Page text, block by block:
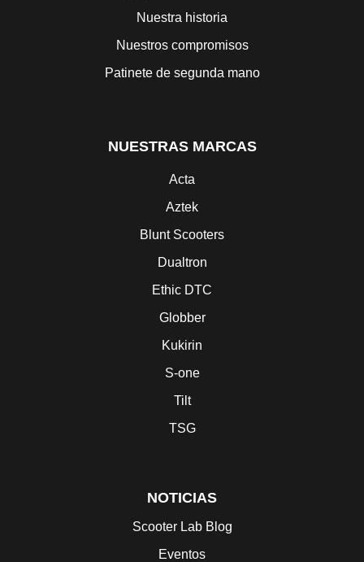
Nuestra historia
Nuestros compromisos
Patinete de segunda mano
NUESTRAS MARCAS
Acta
Aztek
Blunt Scooters
Dualtron
Ethic DTC
Globber
Kukirin
S-one
Tilt
TSG
NOTICIAS
Scooter Lab Blog
Eventos